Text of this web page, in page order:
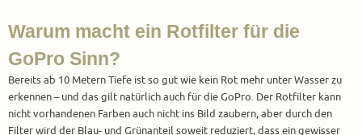
Warum macht ein Rotfilter für die
GoPro Sinn?
Bereits ab 10 Metern Tiefe ist so gut wie kein Rot mehr unter Wasser zu
erkennen – und das gilt natürlich auch für die GoPro. Der Rotfilter kann
nicht vorhandenen Farben auch nicht ins Bild zaubern, aber durch den
Filter wird der Blau- und Grünanteil soweit reduziert, dass ein gewisser